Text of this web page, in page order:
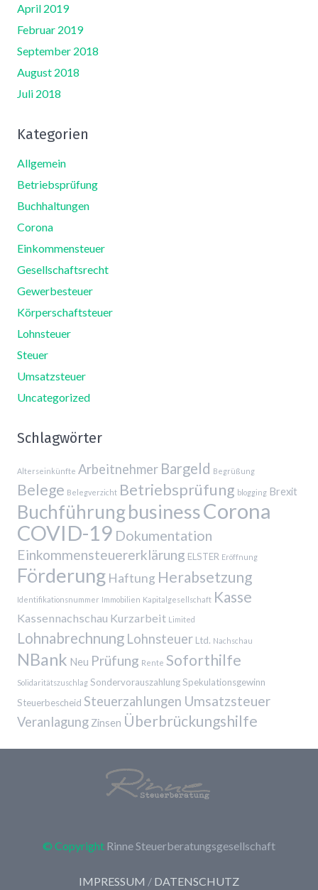
April 2019
Februar 2019
September 2018
August 2018
Juli 2018
Kategorien
Allgemein
Betriebsprüfung
Buchhaltungen
Corona
Einkommensteuer
Gesellschaftsrecht
Gewerbesteuer
Körperschaftsteuer
Lohnsteuer
Steuer
Umsatzsteuer
Uncategorized
Schlagwörter
Alterseinkünfte Arbeitnehmer Bargeld Begrüßung
Belege Belegverzicht Betriebsprüfung blogging Brexit
BuchführungbusinessCorona
COVID-19 Dokumentation
Einkommensteuererklärung ELSTER Eröffnung
Förderung Haftung Herabsetzung
Identifikationsnummer Immobilien Kapitalgesellschaft Kasse
Kassennachschau Kurzarbeit Limited
Lohnabrechnung Lohnsteuer Ltd. Nachschau
NBank Neu Prüfung Rente Soforthilfe
Solidaritätszuschlag SondervorauszahlungSpekulationsgewinn
Steuerbescheid Steuerzahlungen Umsatzsteuer
Veranlagung Zinsen Überbrückungshilfe
© Copyright Rinne Steuerberatungsgesellschaft
IMPRESSUM / DATENSCHUTZ